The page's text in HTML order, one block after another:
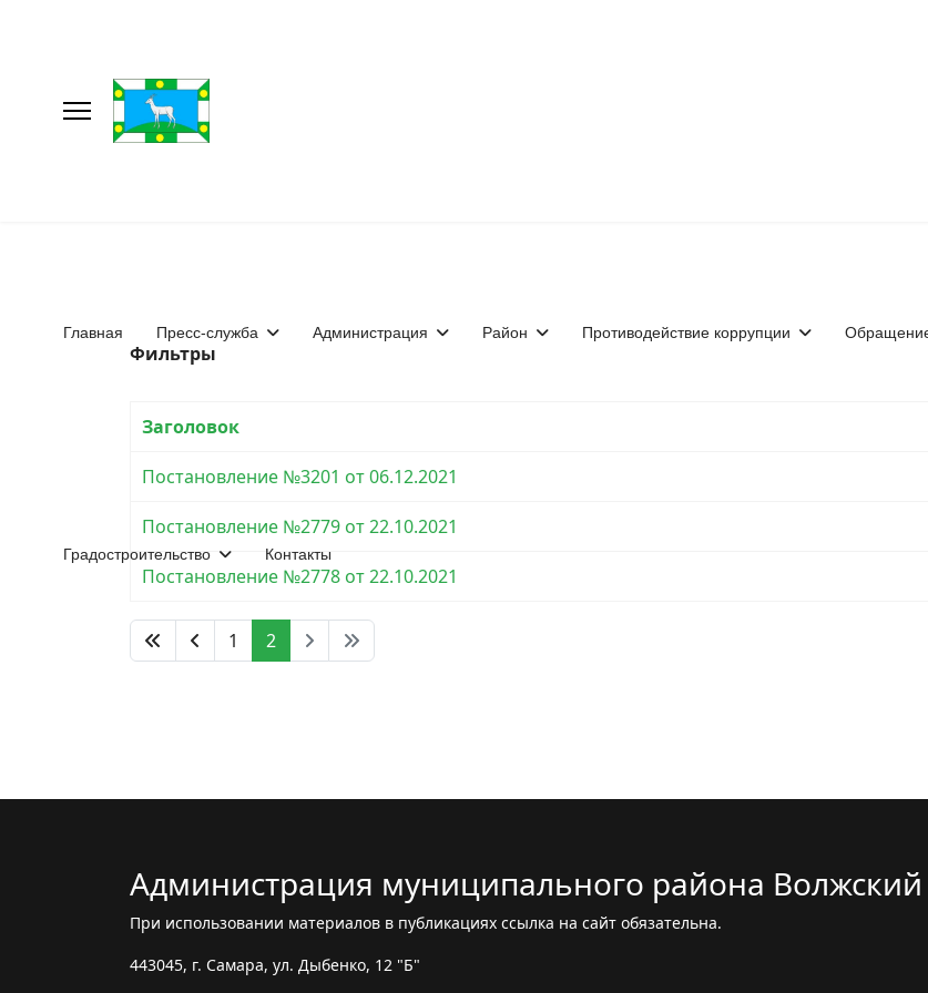
Главная Пресс-служба Администрация Район Противодействие коррупции
Градостроительство Контакты
Фильтры
Заголовок
Постановление №3201 от 06.12.2021
Постановление №2779 от 22.10.2021
Постановление №2778 от 22.10.2021
1 2
Администрация муниципального района Волжский
При использовании материалов в публикациях ссылка на сайт обязательна.
443045, г. Самара, ул. Дыбенко, 12 "Б"